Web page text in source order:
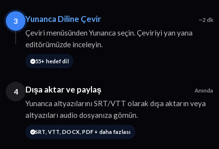
3 Yunanca Diline Çevir ~2 dk
Çeviri menüsünden Yunanca seçin. Çeviriyi yan yana
editörümüzde inceleyin.
55+ hedef dil
4 Dışa aktar ve paylaş Anında
Yunanca altyazılarını SRT/VTT olarak dışa aktarın veya
altyazıları audio dosyanıza gömün.
SRT, VTT, DOCX, PDF + daha fazlası